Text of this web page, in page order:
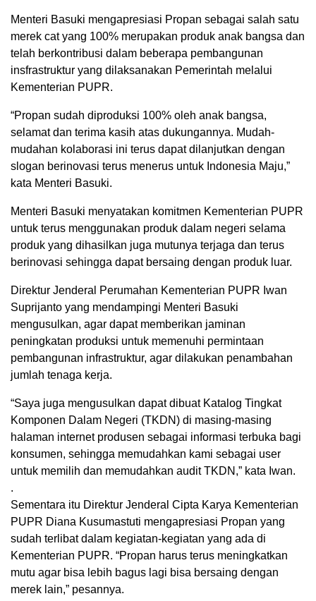
Menteri Basuki mengapresiasi Propan sebagai salah satu
merek cat yang 100% merupakan produk anak bangsa dan
telah berkontribusi dalam beberapa pembangunan
insfrastruktur yang dilaksanakan Pemerintah melalui
Kementerian PUPR.
“Propan sudah diproduksi 100% oleh anak bangsa,
selamat dan terima kasih atas dukungannya. Mudah-
mudahan kolaborasi ini terus dapat dilanjutkan dengan
slogan berinovasi terus menerus untuk Indonesia Maju,”
kata Menteri Basuki.
Menteri Basuki menyatakan komitmen Kementerian PUPR
untuk terus menggunakan produk dalam negeri selama
produk yang dihasilkan juga mutunya terjaga dan terus
berinovasi sehingga dapat bersaing dengan produk luar.
Direktur Jenderal Perumahan Kementerian PUPR Iwan
Suprijanto yang mendampingi Menteri Basuki
mengusulkan, agar dapat memberikan jaminan
peningkatan produksi untuk memenuhi permintaan
pembangunan infrastruktur, agar dilakukan penambahan
jumlah tenaga kerja.
“Saya juga mengusulkan dapat dibuat Katalog Tingkat
Komponen Dalam Negeri (TKDN) di masing-masing
halaman internet produsen sebagai informasi terbuka bagi
konsumen, sehingga memudahkan kami sebagai user
untuk memilih dan memudahkan audit TKDN,” kata Iwan.
.
Sementara itu Direktur Jenderal Cipta Karya Kementerian
PUPR Diana Kusumastuti mengapresiasi Propan yang
sudah terlibat dalam kegiatan-kegiatan yang ada di
Kementerian PUPR. “Propan harus terus meningkatkan
mutu agar bisa lebih bagus lagi bisa bersaing dengan
merek lain,” pesannya.